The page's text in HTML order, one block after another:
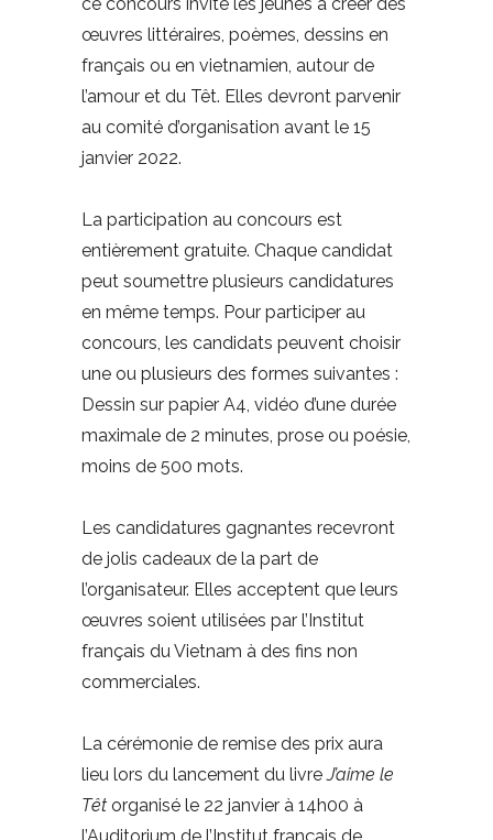
ce concours invite les jeunes à créer des
œuvres littéraires, poèmes, dessins en
français ou en vietnamien, autour de
l’amour et du Têt. Elles devront parvenir
au comité d’organisation avant le 15
janvier 2022.
La participation au concours est
entièrement gratuite. Chaque candidat
peut soumettre plusieurs candidatures
en même temps. Pour participer au
concours, les candidats peuvent choisir
une ou plusieurs des formes suivantes :
Dessin sur papier A4, vidéo d’une durée
maximale de 2 minutes, prose ou poésie,
moins de 500 mots.
Les candidatures gagnantes recevront
de jolis cadeaux de la part de
l’organisateur. Elles acceptent que leurs
œuvres soient utilisées par l’Institut
français du Vietnam à des fins non
commerciales.
La cérémonie de remise des prix aura
lieu lors du lancement du livreJ’aime le
Têt organisé le 22 janvier à 14h00 à